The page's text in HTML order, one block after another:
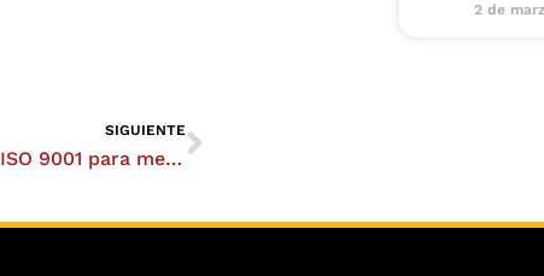
2 de
SIGUIENTE
Implementación de normas ISO 9001 para mejorar la eficiencia y competitividad de las empresas
Siguiente